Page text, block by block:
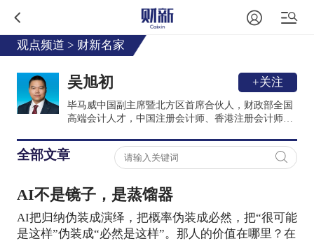
观点频道 > 财新名家
吴旭初 +关注
毕马威中国副主席暨北方区首席合伙人，财政部全国
高端会计人才，中国注册会计师、香港注册会计师。
计评审专家，深耕资本市场与消费行业研究。
全部文章
AI不是镜子，是蒸馏器
AI把归纳伪装成演绎，把概率伪装成必然，把“很可能
是这样”伪装成“必然是这样”。那人的价值在哪里？在